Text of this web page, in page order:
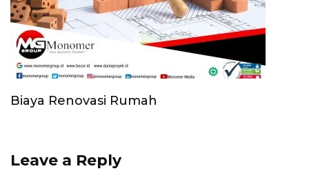
Biaya Renovasi Rumah
Leave a Reply